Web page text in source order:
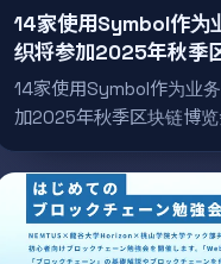
14家使用Symbol作为
织将参加2025年秋季
14家使用Symbol作为业
加2025年秋季区块链博